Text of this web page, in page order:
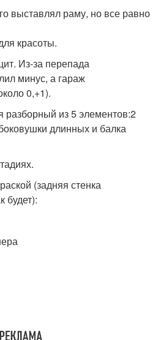
выставлял раму, но все равно
красоты.
Из-за перепада
минус, а гараж
0,+1).
разборный из 5 элементов:2
длинных и балка
(задняя стенка
будет):